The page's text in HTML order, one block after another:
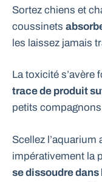
Sortez chiens et
coussinets
les laissez jamais
La toxicité s’avère
trace de produit
petits
Scellez
impérativement la
se dissoudre dans